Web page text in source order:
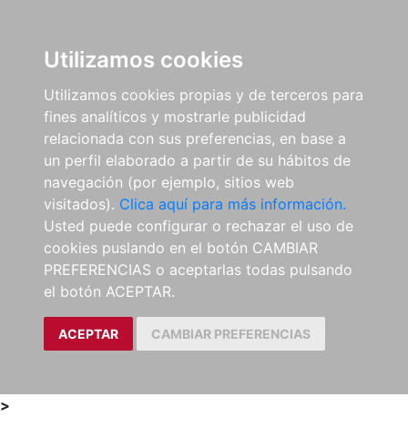
Utilizamos cookies
Utilizamos cookies propias y de terceros para
fines analíticos y mostrarle publicidad
relacionada con sus preferencias, en base a
un perfil elaborado a partir de su hábitos de
navegación (por ejemplo, sitios web
visitados). Clica aquí para más información.
Usted puede configurar o rechazar el uso de
cookies puslando en el botón CAMBIAR
PREFERENCIAS o aceptarlas todas pulsando
el botón ACEPTAR.
ACEPTAR CAMBIAR PREFERENCIAS
>